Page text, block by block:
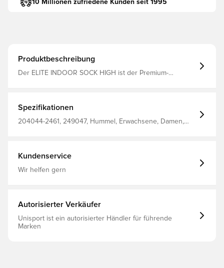
10 Millionen zufriedene Kunden seit 1995
Produktbeschreibung
Der ELITE INDOOR SOCK HIGH ist der Premium-
Spezifikationen
204044-2461, 249047, Hummel, Erwachsene, Damen,
Kundenservice
Wir helfen gern
Autorisierter Verkäufer
Unisport ist ein autorisierter Händler für führende
Marken